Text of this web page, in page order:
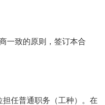
一致的原则，签订本合
任普通职务（工种）。在